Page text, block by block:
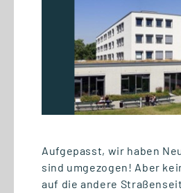
digitalen
Aufgepasst, wir haben
sind umgezogen! Aber
auf die andere